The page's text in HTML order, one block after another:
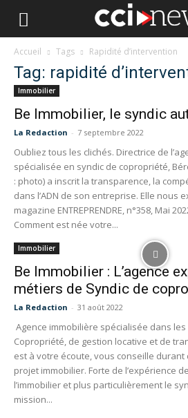
Accueil Tags Rapidité d’intervention
Tag: rapidité
Immobilier
Be Immobilier, le syndic
La Redaction - 7 septembre 2022
Oubliez tous les clichés. Directrice de
spécialisée en syndic de copropriété,
: photo) a inscrit la transparence, la
dans l’ADN de son entreprise. Elle nous
magazine ENTREPRENDRE, n°358, Mai
Comment est née votre...
Immobilier
Be Immobilier : L’agence
métiers de Syndic de
La Redaction - 31 août 2022
Agence immobilière spécialisée dans
Copropriété, de gestion locative et de
est à votre écoute, vous conseille
projet immobilier. Forte de l’expérience
l’immobilier et plus particulièrement le
mission...